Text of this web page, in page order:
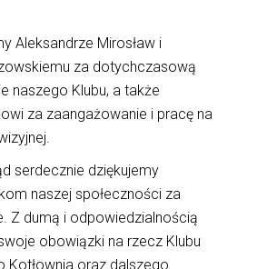
Aleksandrze Mirosław i
za dotychczasową
naszego Klubu, a także
za zaangażowanie i pracę na
serdecznie dziękujemy
naszej społeczności za
Z dumą i odpowiedzialnością
obowiązki na rzecz Klubu
Kotłownia oraz dalszego